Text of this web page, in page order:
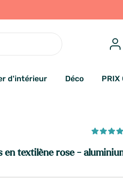
d'intérieur Déco PRIX
en textilène rose -